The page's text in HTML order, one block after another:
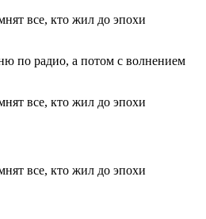
по радио, а потом с волнением